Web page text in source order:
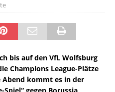
bis auf den VfL Wolfsburg
Champions League-Plätze
Abend kommt es in der